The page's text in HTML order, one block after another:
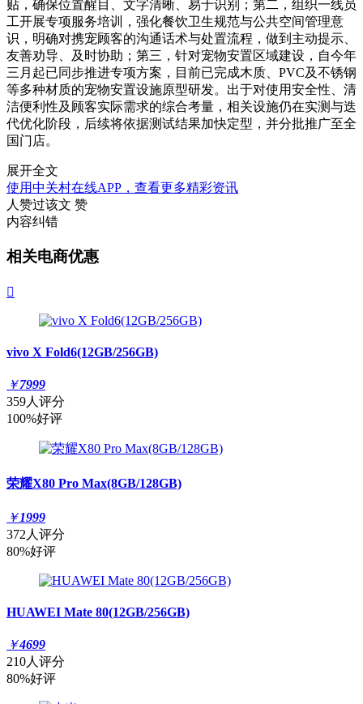
贴，确保位置醒目、文字清晰、易于识别；第二，组织一线员
工开展专项服务培训，强化餐饮卫生规范与公共空间管理意
识，明确对携宠顾客的沟通话术与处置流程，做到主动提示、
友善劝导、及时协助；第三，针对宠物安置区域建设，自今年
三月起已同步推进专项方案，目前已完成木质、PVC及不锈钢
等多种材质的宠物安置设施原型研发。出于对使用安全性、清
洁便利性及顾客实际需求的综合考量，相关设施仍在实测与迭
代优化阶段，后续将依据测试结果加快定型，并分批推广至全
国门店。
展开全文
使用中关村在线APP，查看更多精彩资讯
人赞过该文 赞
内容纠错
相关电商优惠

vivo X Fold6(12GB/256GB)
￥7999
359人评分
100%好评
荣耀X80 Pro Max(8GB/128GB)
￥1999
372人评分
80%好评
HUAWEI Mate 80(12GB/256GB)
￥4699
210人评分
80%好评